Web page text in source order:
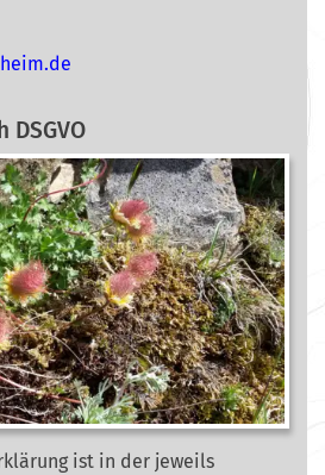
ed.mi
DSGVO
ist in der jeweils